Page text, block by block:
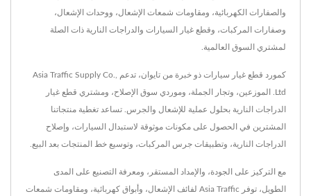
والصفارات الكهربائية، ومقاومات شمعات الإشعال، ووحدات الإشعال،
وصفارات المركبات، وقطع غيار السيارات والدراجات النارية ذات الصلة
لمشتري السوق العالمية.
كمورد قطع غيار سيارات ذو خبرة من تايوان، تدعم Asia Traffic Supply Co.,
Ltd. الموزعين، وتجار الجملة، وموردي سوق الإصلاح، ومشتري قطع غيار
الدراجات النارية بحلول عملية للإشعال والجرس. تساعد تغطية منتجاتنا
المشترين في الحصول على مكونات موثوقة لاستبدال السيارات، وإصلاح
الدراجات النارية، وتطبيقات جرس المركبات، وتوسيع خط المنتجات بعد البيع.
مع التركيز على الجودة، والإمداد المستقر، ومعرفة التصنيع على المدى
الطويل، توفر Asia Traffic لفائف الإشعال، وأبواق كهربائية، ومقاومات شمعات